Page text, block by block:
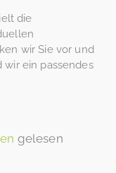
die
wir Sie vor und
ein passendes
gelesen